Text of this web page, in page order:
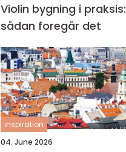
Violin bygning i praksis:
sådan foregår det
inspiration
04. June 2026